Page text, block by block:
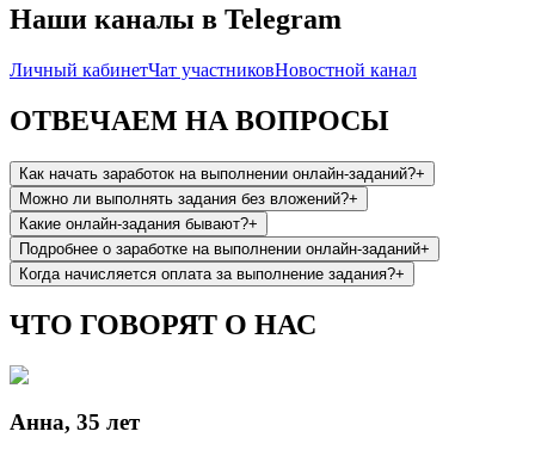
Наши каналы в Telegram
Личный кабинетЧат участниковНовостной канал
ОТВЕЧАЕМ НА ВОПРОСЫ
Как начать заработок на выполнении онлайн-заданий?+
Можно ли выполнять задания без вложений?+
Какие онлайн-задания бывают?+
Подробнее о заработке на выполнении онлайн-заданий+
Когда начисляется оплата за выполнение задания?+
ЧТО ГОВОРЯТ О НАС
Анна, 35 лет